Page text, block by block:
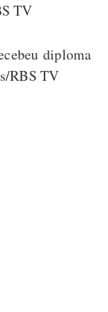
diploma
RBS TV